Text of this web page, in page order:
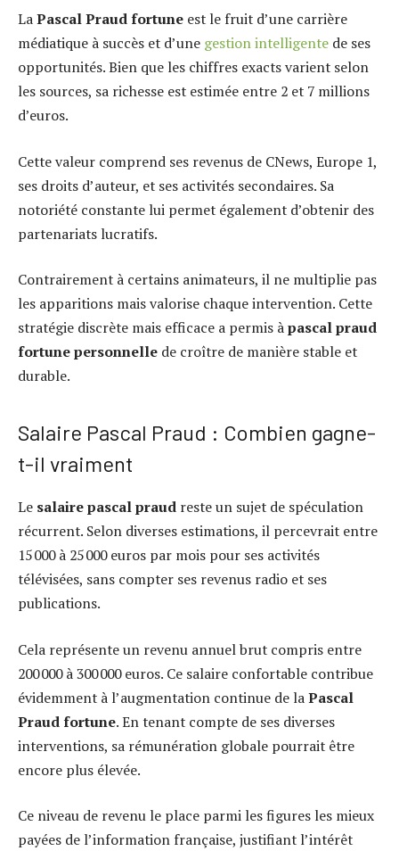
LaPascal Praud fortune est le fruit d’une carrière
médiatique à succès et d’une gestion intelligente de ses
opportunités. Bien que les chiffres exacts varient selon
les sources, sa richesse est estimée entre 2 et 7 millions
d’euros.
Cette valeur comprend ses revenus de CNews, Europe 1,
ses droits d’auteur, et ses activités secondaires. Sa
notoriété constante lui permet également d’obtenir des
partenariats lucratifs.
Contrairement à certains animateurs, il ne multiplie pas
les apparitions mais valorise chaque intervention. Cette
stratégie discrète mais efficace a permis àpascal praud
fortune personnelle de croître de manière stable et
durable.
Salaire Pascal Praud : Combien gagne-
t-il vraiment
Le salaire pascal praud reste un sujet de spéculation
récurrent. Selon diverses estimations, il percevrait entre
15 000 à 25 000 euros par mois pour ses activités
télévisées, sans compter ses revenus radio et ses
publications.
Cela représente un revenu annuel brut compris entre
200 000 à 300 000 euros. Ce salaire confortable contribue
évidemment à l’augmentation continue de laPascal
Praud fortune. En tenant compte de ses diverses
interventions, sa rémunération globale pourrait être
encore plus élevée.
Ce niveau de revenu le place parmi les figures les mieux
payées de l’information française, justifiant l’intérêt